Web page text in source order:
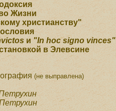
Жизни
христианству"
и"In hoc signo vinces"
в Элевсине
(не выправлена)